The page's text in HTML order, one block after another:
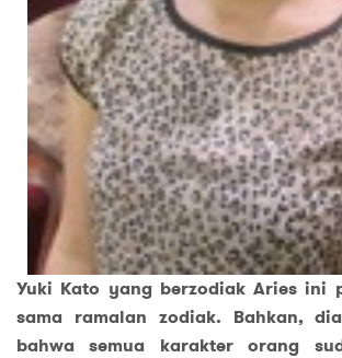
Yuki Kato yang berzodiak Aries ini
sama ramalan zodiak. Bahkan,
bahwa semua karakter orang